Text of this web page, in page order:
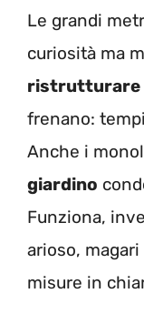
Le grandi
curiosità ma
ristrutturare
frenano:
Anche i
giardino
Funziona,
arioso, magari
misure in